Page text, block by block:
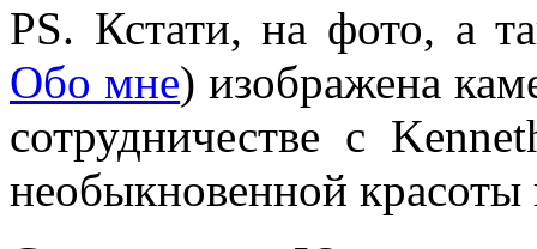
PS. Кстати, на фото, а
Обо мне) изображена
сотрудничестве с
необыкновенной